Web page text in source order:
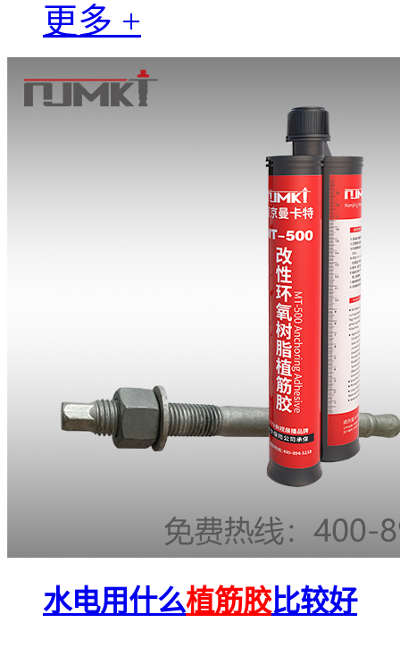
更多 +
水电用什么植筋胶比较好